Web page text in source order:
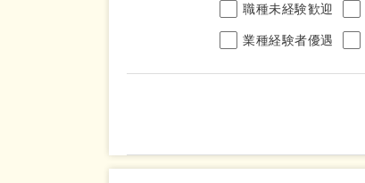
職種未経験歓迎
業種経験者優遇